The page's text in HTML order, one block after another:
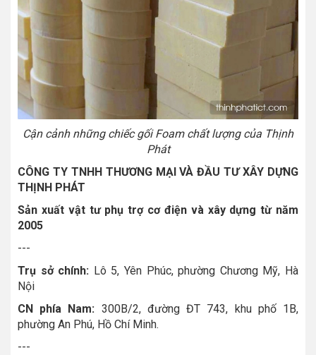
Cận cảnh những chiếc gối Foam chất lượng của Thịnh
Phát
CÔNG TY TNHH THƯƠNG MẠI VÀ ĐẦU TƯ XÂY DỰNG
THỊNH PHÁT
Sản xuất vật tư phụ trợ cơ điện và xây dựng từ năm
2005
---
Trụ sở chính: Lô 5, Yên Phúc, phường Chương Mỹ, Hà
Nội
CN phía Nam: 300B/2, đường ĐT 743, khu phố 1B,
phường An Phú, Hồ Chí Minh.
---